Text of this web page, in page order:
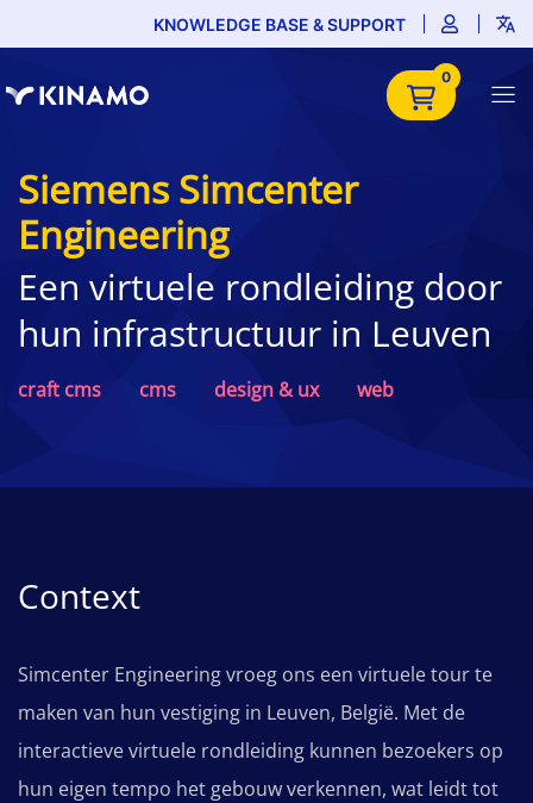
KNOWLEDGE BASE & SUPPORT
0
Siemens Simcenter
Engineering
Een virtuele rondleiding door
hun infrastructuur in Leuven
craft cms cms design & ux web
Context
Simcenter Engineering vroeg ons een virtuele tour te
maken van hun vestiging in Leuven, België. Met de
interactieve virtuele rondleiding kunnen bezoekers op
hun eigen tempo het gebouw verkennen, wat leidt tot